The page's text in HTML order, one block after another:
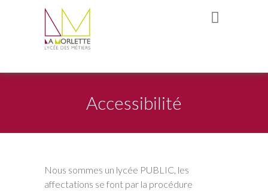
Accessibilité
Nous sommes un lycée PUBLIC, les
affectations se font par la procédure